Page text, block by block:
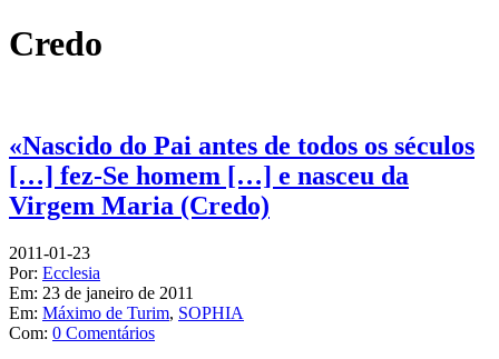
Credo
«Nascido do Pai antes de todos os séculos
[…] fez-Se homem […] e nasceu da
Virgem Maria (Credo)
2011-01-23
Por: Ecclesia
Em: 23 de janeiro de 2011
Em: Máximo de Turim, SOPHIA
Com: 0 Comentários